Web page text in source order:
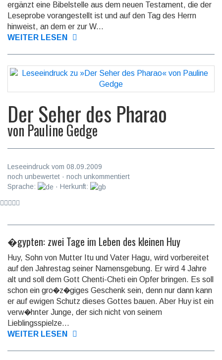
ergänzt eine Bibelstelle aus dem neuen Testament, die der
Leseprobe vorangestellt ist und auf den Tag des Herrn
hinweist, an dem er zur W...
WEITER LESEN
Der Seher des Pharao
von Pauline Gedge
Leseeindruck vom 08.09.2009
noch unbewertet · noch unkommentiert
Sprache:
· Herkunft:
�gypten: zwei Tage im Leben des kleinen Huy
Huy, Sohn von Mutter Itu und Vater Hagu, wird vorbereitet
auf den Jahrestag seiner Namensgebung. Er wird 4 Jahre
alt und soll dem Gott Chenti-Cheti ein Opfer bringen. Es soll
schon ein gro�z�giges Geschenk sein, denn nur dann kann
er auf ewigen Schutz dieses Gottes bauen. Aber Huy ist ein
verw�hnter Junge, der sich nicht von seinem
Lieblingsspielze...
WEITER LESEN